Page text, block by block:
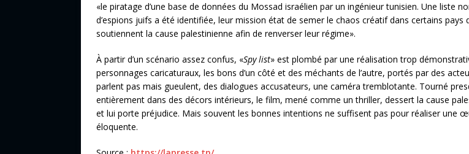
«le piratage d’une base de données du Mossad israélien par un ingénieur tunisien. Une liste
d’espions juifs a été identifiée, leur mission état de semer le chaos créatif dans certains pays
soutiennent la cause palestinienne afin de renverser leur régime».
À partir d’un scénario assez confus, «Spy list» est plombé par une réalisation trop
personnages caricaturaux, les bons d’un côté et des méchants de l’autre, portés par des
parlent pas mais gueulent, des dialogues accusateurs, une caméra tremblotante. Tourné
entièrement dans des décors intérieurs, le film, mené comme un thriller, dessert la cause
et lui porte préjudice. Mais souvent les bonnes intentions ne suffisent pas pour réaliser une
éloquente.